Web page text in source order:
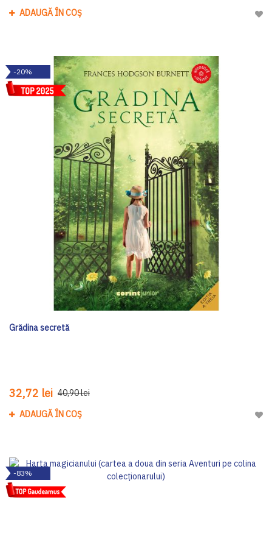
ADAUGĂ ÎN COȘ
-20%
Grădina secretă
32,72 lei 40,90 lei
ADAUGĂ ÎN COȘ
-83%